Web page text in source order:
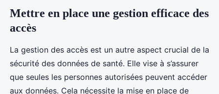
Mettre en place une gestion efficace des
accès
La gestion des accès est un autre aspect crucial de la
sécurité des données de santé. Elle vise à s’assurer
que seules les personnes autorisées peuvent accéder
aux données. Cela nécessite la mise en place de